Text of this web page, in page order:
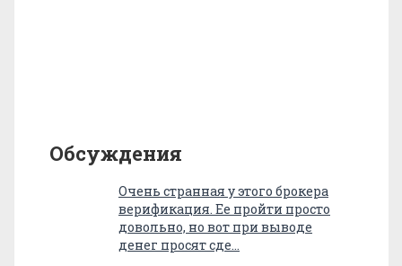
Обсуждения
Очень странная у этого брокера
верификация. Ее пройти просто
довольно, но вот при выводе
денег просят сде…